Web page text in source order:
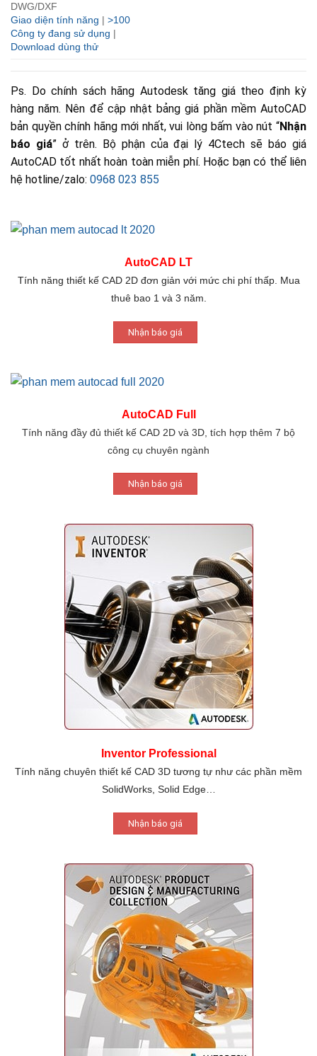
DWG/DXF
Giao diện tính năng | >100
Công ty đang sử dụng |
Download dùng thử
Ps. Do chính sách hãng Autodesk tăng giá theo định kỳ
hàng năm. Nên để cập nhật bảng giá phần mềm AutoCAD
bản quyền chính hãng mới nhất, vui lòng bấm vào nút “Nhận
báo giá” ở trên. Bộ phận của đại lý 4Ctech sẽ báo giá
AutoCAD tốt nhất hoàn toàn miễn phí. Hoặc bạn có thể liên
hệ hotline/zalo: 0968 023 855
AutoCAD LT
Tính năng thiết kế CAD 2D đơn giản với mức chi phí thấp. Mua
thuê bao 1 và 3 năm.
Nhận báo giá
AutoCAD Full
Tính năng đầy đủ thiết kế CAD 2D và 3D, tích hợp thêm 7 bộ
công cụ chuyên ngành
Nhận báo giá
Inventor Professional
Tính năng chuyên thiết kế CAD 3D tương tự như các phần mềm
SolidWorks, Solid Edge…
Nhận báo giá